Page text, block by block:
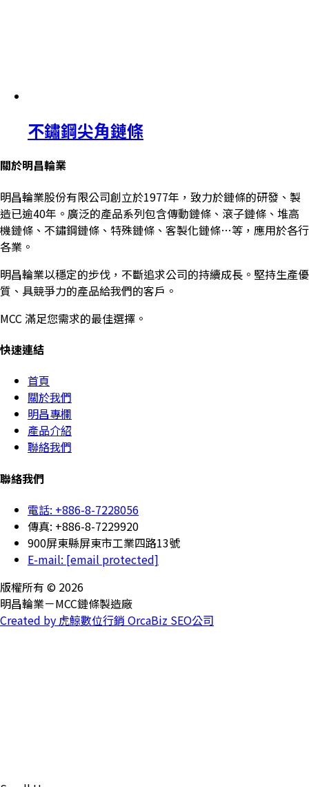
不鏽鋼尖角鏈條
關於明昌輪業
明昌輪業股份有限公司創立於1977年，致力於鏈條的研發、製
造已逾40年。廣泛的產品系列包含傳動鏈條、滾子鏈條、堆高
機鏈條、不鏽鋼鏈條、特殊鏈條、客製化鏈條…等，應用於各行
各業。
明昌輪業以穩定的步伐，不斷追求公司的持續成長。堅持生產優
質、具競爭力的產品給我們的客戶。
MCC 滿足您需求的最佳選擇。
快速連結
首頁
關於我們
明昌專欄
產品介紹
聯絡我們
聯絡我們
電話: +886-8-7228056
傳真: +886-8-7229920
900屏東縣屏東市工業四路13號
E-mail: [email protected]
版權所有 © 2026
明昌輪業－MCC鏈條製造廠
Created by 虎鯨數位行銷 OrcaBiz SEO公司